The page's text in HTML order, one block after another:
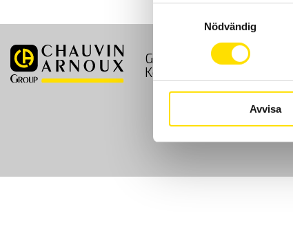
Nödvändig
Avvisa
GDPR Köpvillkor
Kontakt